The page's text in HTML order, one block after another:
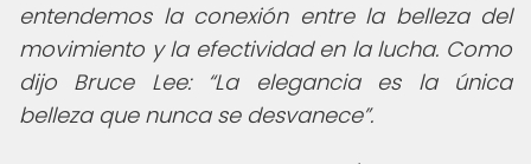
entendemos la conexión entre la belleza del
movimiento y la efectividad en la lucha. Como
dijo Bruce Lee:
La elegancia es la única
belleza que nunca se desvanece .